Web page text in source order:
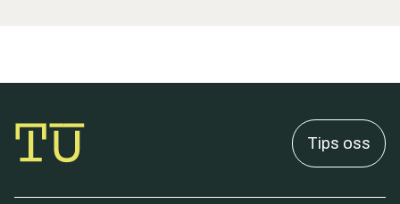
Tips oss